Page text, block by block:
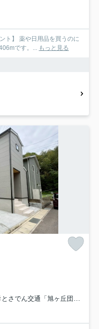
ト】 薬や日用品を買うのに
です。... もっと見る
とさでん交通「旭ヶ丘団地（高知県）」バス停下車 徒歩9分